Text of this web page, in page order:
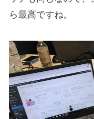
ら最高ですね。